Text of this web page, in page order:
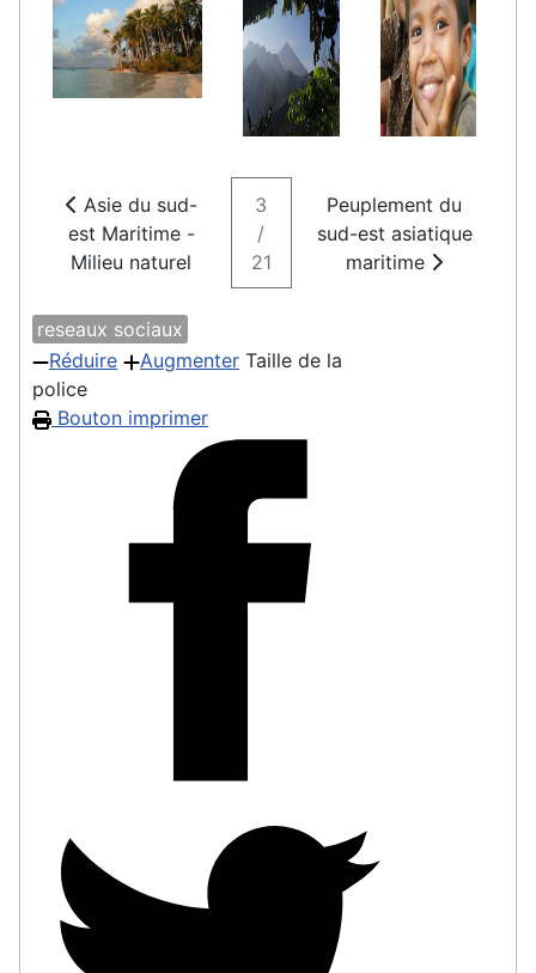
Asie du sud-
est Maritime -
Milieu naturel
3
/
21
Peuplement du
sud-est asiatique
maritime
reseaux sociaux
Réduire
Augmenter Taille de la
police
Bouton imprimer